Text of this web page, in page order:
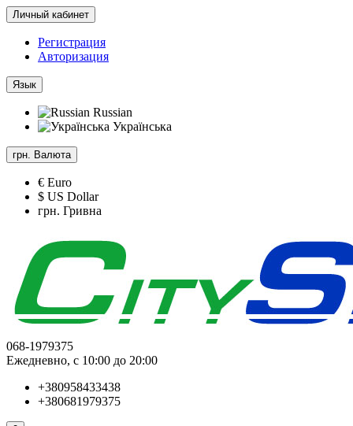
Личный кабинет
Регистрация
Авторизация
Язык
Russian
Українська
грн. Валюта
€ Euro
$ US Dollar
грн. Гривна
068-1979375
Ежедневно, с 10:00 до 20:00
+380958433438
+380681979375